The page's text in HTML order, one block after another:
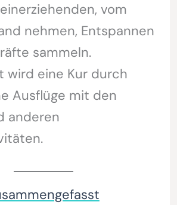
vom
nehmen, Entspannen
sammeln.
wird eine Kur durch
Ausflüge mit den
anderen